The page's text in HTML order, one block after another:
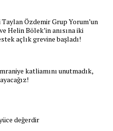
Taylan Özdemir Grup Yorum’un
Helin Bölek’in anısına iki
açlık grevine başladı!
katliamını unutmadık,
değerdir